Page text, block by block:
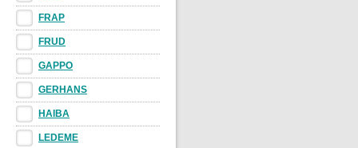
FRAP
FRUD
GAPPO
GERHANS
HAIBA
LEDEME